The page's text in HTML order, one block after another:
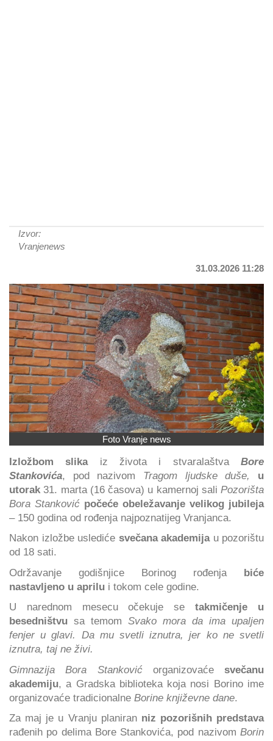
Izvor:
Vranjenews
31.03.2026 11:28
Foto Vranje news
Izložbom slikaiz života i stvaralaštvaBore
Stankovića, pod nazivom Tragom ljudske duše,
u
utorak 31. marta (16 časova) u kamernoj sali Pozorišta
Bora Stanković počeće obeležavanje velikog jubileja
– 150 godina od rođenja najpoznatijeg Vranjanca.
Nakon izložbe uslediće svečana akademija u pozorištu
od 18 sati.
Održavanje godišnjice Borinog rođenja biće
nastavljeno u aprilu i tokom cele godine.
U narednom mesecu očekuje setakmičenje u
besedništvu sa temom Svako mora da ima upaljen
fenjer u glavi. Da mu svetli iznutra, jer ko ne svetli
iznutra, taj ne živi.
Gimnazija Bora Stanković organizovaće svečanu
akademiju, a Gradska biblioteka koja nosi Borino ime
organizovaće tradicionalne Borine književne dane.
Za maj je u Vranju planiran niz pozorišnih predstava
rađenih po delima Bore Stankovića, pod nazivom Borin